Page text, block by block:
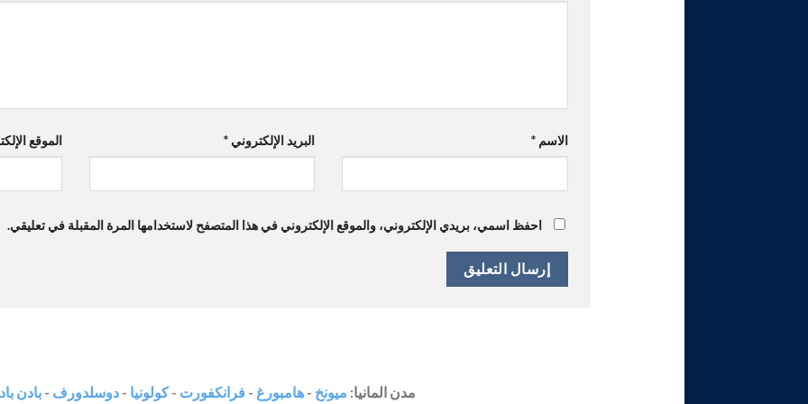
الاسم* البريد الإلكتروني * الموقع
احفظ اسمي، بريدي الإلكتروني، والموقع الإلكتروني في هذا المتصفح لاستخدامها المرة المقبلة في تعليقي.
مدن المانيا: ميونخ - هامبورغ - فرانكفورت -كولونيا - دوسلدورف - بادن